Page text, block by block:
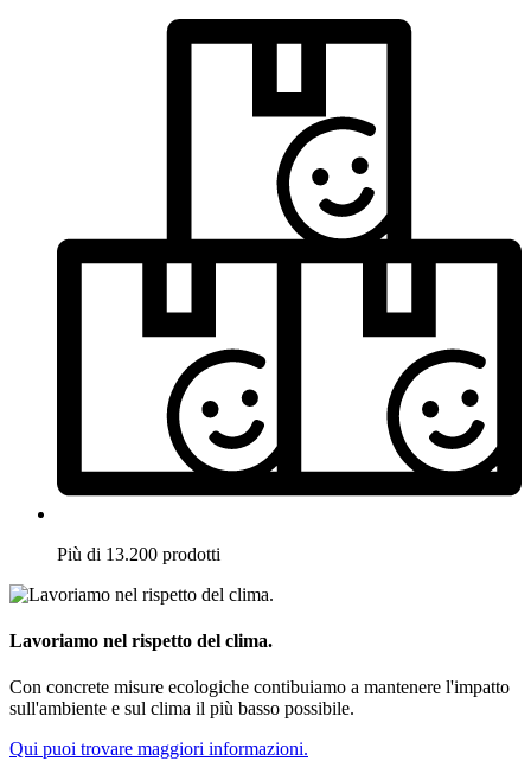
Più di 13.200 prodotti
Lavoriamo nel rispetto del clima.
Con concrete misure ecologiche contibuiamo a mantenere l'impatto
sull'ambiente e sul clima il più basso possibile.
Qui puoi trovare maggiori informazioni.